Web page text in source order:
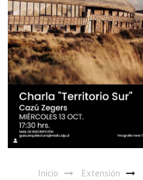
Inicio Extensión